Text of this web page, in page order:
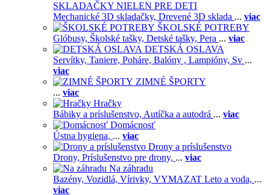
SKLADAČKY NIELEN PRE DETI
Mechanické 3D skladačky, Drevené 3D sklada ... viac
ŠKOLSKÉ POTREBY
Glóbusy, Školské tašky, Detské tašky, Pera ... viac
DETSKÁ OSLAVA
Servítky, Taniere, Poháre, Balóny , Lampióny, Sv ...
viac
ZIMNÉ ŠPORTY
... viac
Hračky
Bábiky a príslušenstvo, Autíčka a autodrá ... viac
Domácnosť
Ústna hygiena, ... viac
Drony a príslušenstvo
Drony, Príslušenstvo pre drony, ... viac
Na záhradu
Bazény, Vozidlá, Vírivky, VYMAZAT Leto a voda, ...
viac